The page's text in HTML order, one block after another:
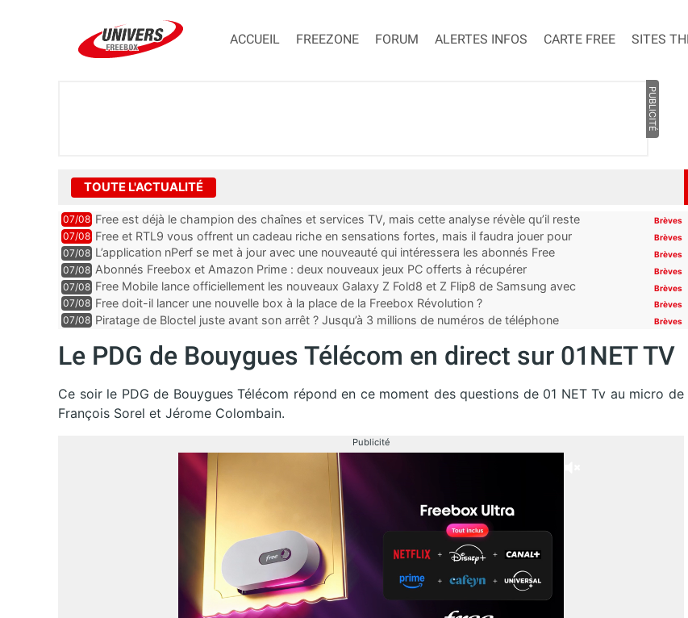
ACCUEIL FREEZONE FORUM ALERTES INFOS CARTE FREE SITES
PUBLICITÉ
TOUTE L'ACTUALITÉ
07/08 Free est déjà le champion des chaînes et services TV, mais cette analyse révèle qu’il reste
encore au moin...
Brèves
07/08 Free et RTL9 vous offrent un cadeau riche en sensations fortes, mais il faudra jouer pour
l’obtenir
Brèves
07/08 L’application nPerf se met à jour avec une nouveauté qui intéressera les abonnés Free
Mobile, Orange, SFR ...
Brèves
07/08 Abonnés Freebox et Amazon Prime : deux nouveaux jeux PC offerts à récupérer Brèves
07/08 Free Mobile lance officiellement les nouveaux Galaxy Z Fold8 et Z Flip8 de Samsung avec
des promos et des cadeaux
Brèves
07/08 Free doit-il lancer une nouvelle box à la place de la Freebox Révolution ? Brèves
07/08 Piratage de Bloctel juste avant son arrêt ? Jusqu’à 3 millions de numéros de téléphone
Brèves
Le PDG de Bouygues Télécom en direct sur 01NET TV
Ce soir le PDG de Bouygues Télécom répond en ce moment des questions de 01 NET Tv au micro de
François Sorel et Jérome Colombain.
Publicité